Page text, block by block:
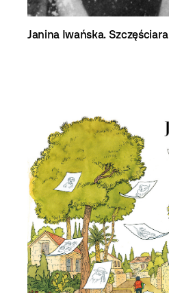
Janina Iwańska. Szczęściara